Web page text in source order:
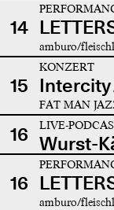
14
amburo/
15
KONZERT
Intercity
FAT MAN
16 LIVE-
Wurst-
16
amburo/